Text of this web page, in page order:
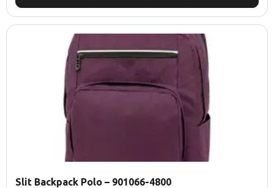
Slit Backpack Polo – 901066-4800